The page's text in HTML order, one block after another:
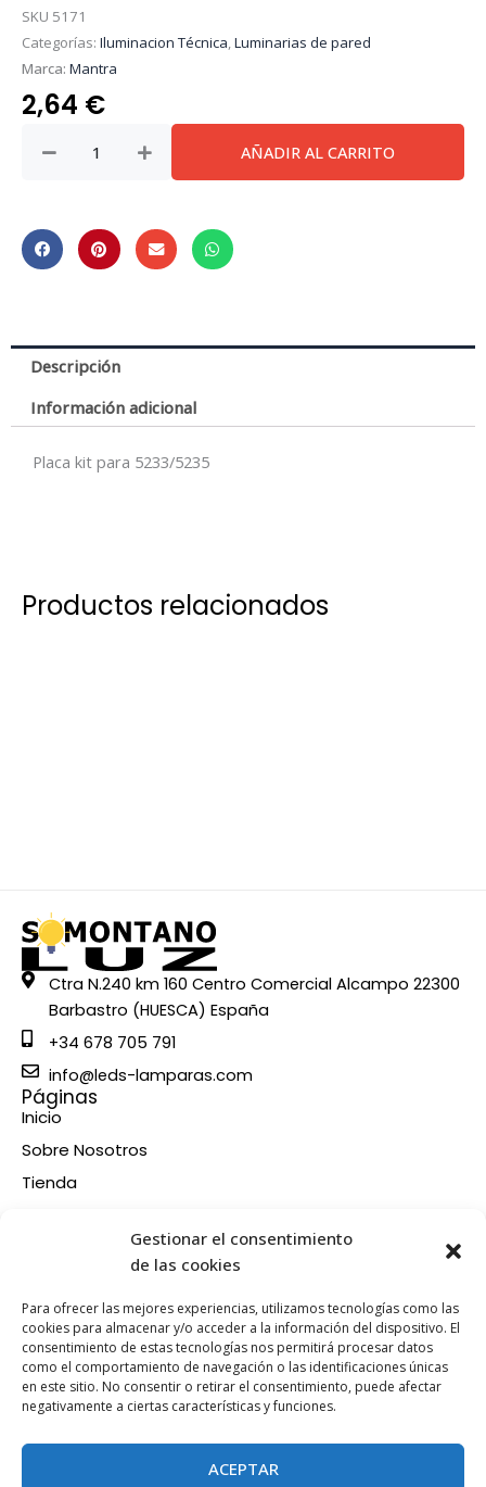
Gestionar el consentimiento
de las cookies
Para ofrecer las mejores experiencias, utilizamos tecnologías como las
cookies para almacenar y/o acceder a la información del dispositivo. El
consentimiento de estas tecnologías nos permitirá procesar datos
como el comportamiento de navegación o las identificaciones únicas
en este sitio. No consentir o retirar el consentimiento, puede afectar
negativamente a ciertas características y funciones.
ACEPTAR
SKU 5171
Categorías: Iluminacion Técnica,Luminarias de pared
Marca: Mantra
2,64 €
Para
Aplique
cantidad
AÑADIR AL CARRITO
Descripción
Información adicional
Placa kit para 5233/5235
Productos relacionados
Ctra N.240 km 160 Centro Comercial Alcampo 22300
Barbastro (HUESCA) España
+34 678 705 791
info@leds-lamparas.com
Páginas
Inicio
Sobre Nosotros
Tienda
Información
Condiciones de compra
Política de devoluciones y reembolsos
Política de cookies
Síganos en nuestras RRSS
a - i n